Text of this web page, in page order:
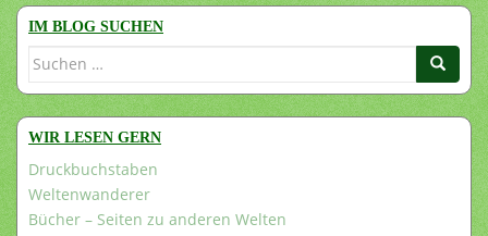
IM BLOG SUCHEN
Suchen
WIR LESEN GERN
Druckbuchstaben
Weltenwanderer
Bücher – Seiten zu anderen Welten